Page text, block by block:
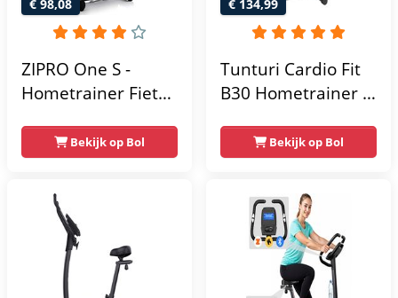
€ 98,08
ZIPRO One S -
Hometrainer Fiets -
Magnetische Fiets -
Hartslagsensoren -
Gemakkelijk te
transporteren -
Antislippedalen -
Homegym -
Stabiele structuur -
Bekijk op Bol
€ 134,99
Tunturi Cardio Fit
B30 Hometrainer -
weerstandsniveaus
- Tablethouder -
Hartslagfunctie en
transportwielen
Bekijk op Bol